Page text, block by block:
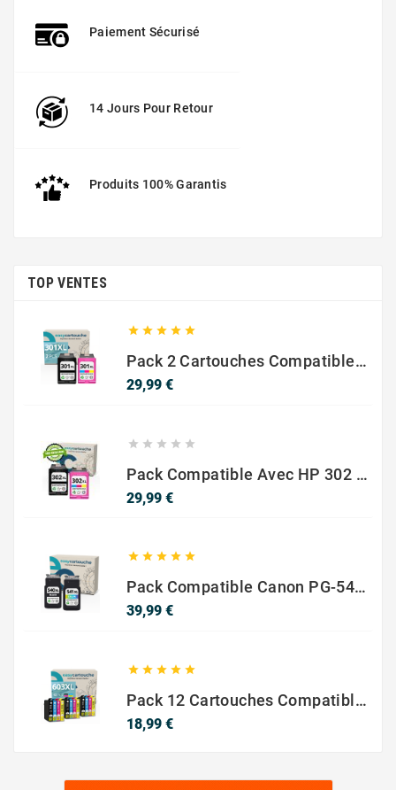
Paiement Sécurisé
14 Jours Pour Retour
Produits 100% Garantis
TOP VENTES
    
Pack 2 Cartouches Compatible Avec HP 301 XL Noir Et Couleur
29,99 €Prix
    
Pack Compatible Avec HP 302 XL Noir Et Couleur - SANS NIVEAU ENCRE
29,99 €Prix
    
Pack Compatible Canon PG-540 XL / CL-541 XL – Noir & Couleur – Haute Capacité
39,99 €Prix
    
Pack 12 Cartouches Compatible EPSON 603XL
18,99 €Prix